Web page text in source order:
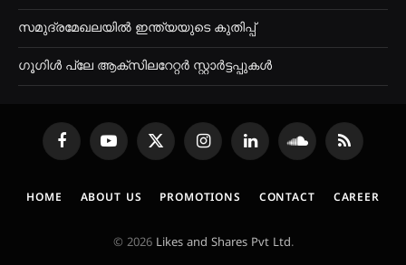
സമുദ്രമേഖലയിൽ ഇന്ത്യയുടെ കുതിപ്പ്
ഗൂഗിൾ പ്ലേ ആക്സിലറേറ്റർ സ്റ്റാർട്ടപ്പുകൾ
FacebookYouTubeX
InstagramLinkedInSoundCloud
RSS
HOME ABOUT US PROMOTIONS CONTACT CAREER
© 2026 Likes and Shares Pvt Ltd.